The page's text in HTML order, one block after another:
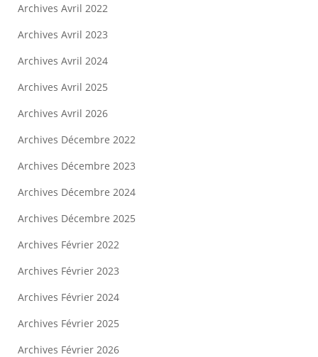
Archives Avril 2022
Archives Avril 2023
Archives Avril 2024
Archives Avril 2025
Archives Avril 2026
Archives Décembre 2022
Archives Décembre 2023
Archives Décembre 2024
Archives Décembre 2025
Archives Février 2022
Archives Février 2023
Archives Février 2024
Archives Février 2025
Archives Février 2026